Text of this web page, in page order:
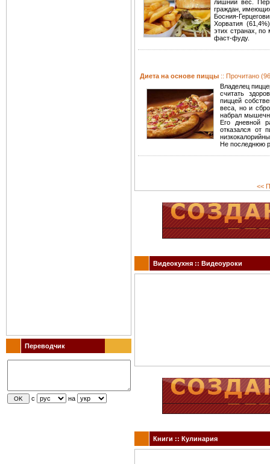
Переводчик
с на
лишний вес.
граждан,
Босния-
Хорватия
этих странах, по
фаст-фуду.
Диета на основе пиццы :: Прочитано
Владелец
считать
пиццей
веса, но и
набрал
Его дневной
отказался от
Не последнюю
<<
Видеокухня :: Видеоуроки
Книги :: Кулинария